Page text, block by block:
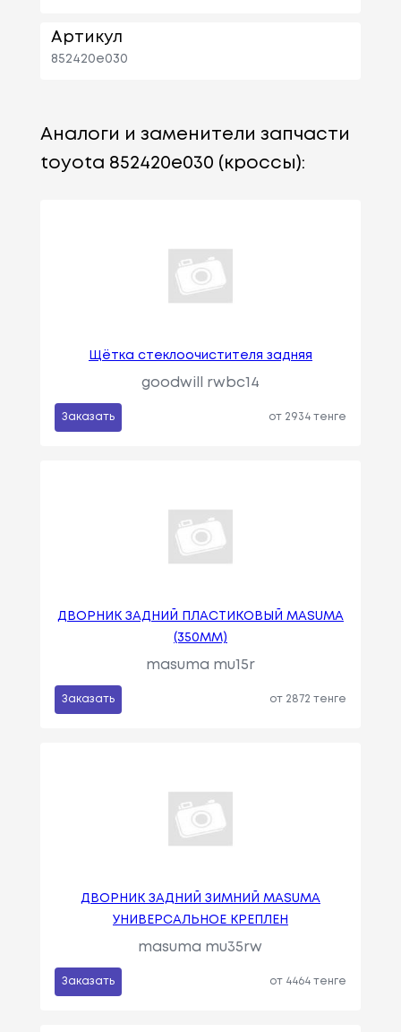
Артикул
852420e030
Аналоги и заменители запчасти
toyota 852420e030 (кроссы):
Щётка стеклоочистителя задняя
goodwill rwbc14
Заказать от 2934 тенге
ДВОРНИК ЗАДНИЙ ПЛАСТИКОВЫЙ MASUMA
(350ММ)
masuma mu15r
Заказать от 2872 тенге
ДВОРНИК ЗАДНИЙ ЗИМНИЙ MASUMA
УНИВЕРСАЛЬНОЕ КРЕПЛЕН
masuma mu35rw
Заказать от 4464 тенге